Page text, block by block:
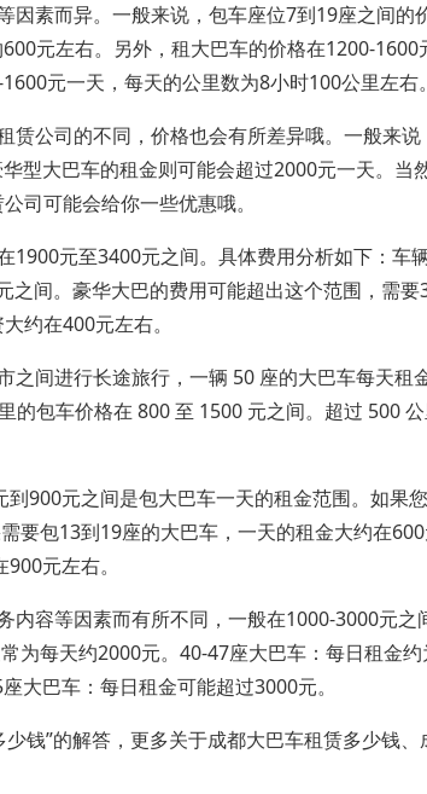
因素而异。一般来说，包车座位7到19座之间的
元左右。另外，租大巴车的价格在1200-1600
元一天，每天的公里数为8小时100公里左右。
公司的不同，价格也会有所差异哦。一般来说
型大巴车的租金则可能会超过2000元一天。当
司可能会给你一些优惠哦。
元至3400元之间。具体费用分析如下：车
间。豪华大巴的费用可能超出这个范围，需要
约在400元左右。
间进行长途旅行，一辆 50 座的大巴车每天租
的包车价格在 800 至 1500 元之间。超过 500
900元之间是包大巴车一天的租金范围。如果
要包13到19座的大巴车，一天的租金大约在
元左右。
内容等因素而有所不同，一般在1000-3000元之
为每天约2000元。40-47座大巴车：每日租金
大巴车：每日租金可能超过3000元。
钱”的解答，更多关于成都大巴车租赁多少钱、